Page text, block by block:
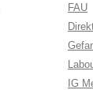
FAU
IG